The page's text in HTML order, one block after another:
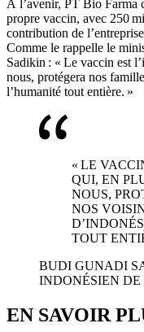
À l’avenir, PT Bio Farma
propre vaccin, avec 250
contribution de
Comme le rappelle le
Sadikin : « Le vaccin est
nous, protégera nos
l’humanité tout entière. »
« LE
QUI, EN
NOUS,
NOS
TOUT
BUDI GUNADI
INDONÉSIEN
EN SAVOIR